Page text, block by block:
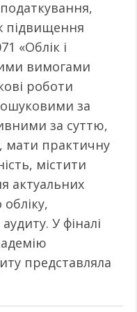
підвищення
«Облік і
вимогами
роботи
за
за суттю,
мати практичну
містити
актуальних
У фіналі
представляла